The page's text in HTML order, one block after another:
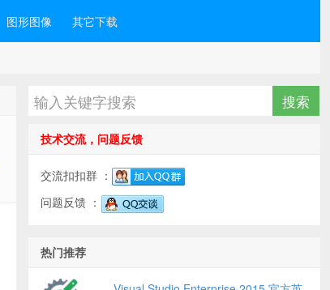
图形图像 其它下载
技术交流，问题反馈
交流扣扣群 ：
问题反馈 ：
热门推荐